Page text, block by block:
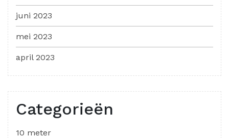
juni 2023
mei 2023
april 2023
Categorieën
10 meter